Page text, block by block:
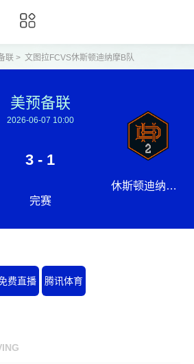
联> 文图拉FCVS休斯顿迪纳摩B队
美预备联
2026-06-07 10:00
3 - 1
完赛
休斯顿迪纳摩B
费直播 腾讯体育